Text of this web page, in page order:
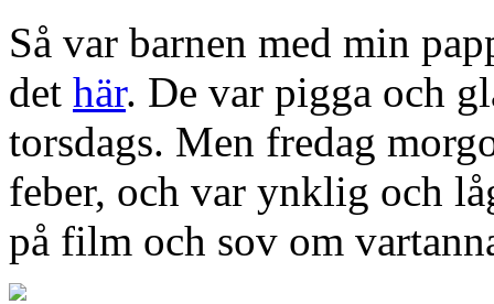
Så var barnen med min
det här. De var pigga och
torsdags. Men fredag
feber, och var ynklig och
på film och sov om